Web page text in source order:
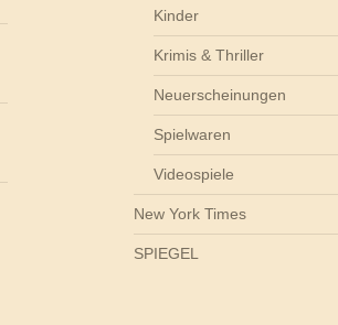
Kinder
Krimis & Thriller
Neuerscheinungen
Spielwaren
Videospiele
New York Times
SPIEGEL